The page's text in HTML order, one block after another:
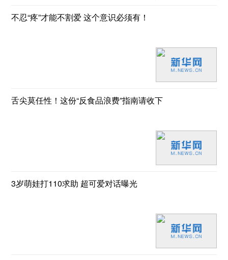
不忍“疼”才能不割爱 这个意识必须有！
舌尖莫任性！这份“反食品浪费”指南请收下
3岁萌娃打110求助 超可爱对话曝光